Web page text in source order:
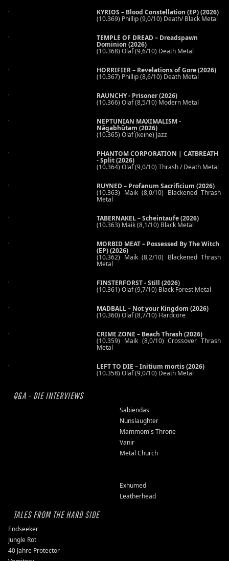
KYRIOS – Blood Constellation (EP) (2026)
(10.369) Phillip (9,0/10) Death/ Black Metal
TEMPLE OF DREAD – Dreadspawn
Dominion (2026)
(10.368) Olaf (9,6/10) Death Metal
HORRIFIER – Revelations of Gore (2026)
(10.367) Phillip (8,6/10) Death Metal
RAUNCHY - Prisoner (2026)
(10.366) Olaf (8,5/10) Modern Metal
NEPTUNIAN MAXIMALISM -
Nāgabhūtaṃ (2026)
(10.365) Olaf (keine) Jazz
PHANTOM CORPORATION | CATBREATH
- Split (2026)
(10.364) Olaf (9,0/10) Thrash / Death Metal
RUYNED – Profanum Sacrificium (2026)
(10.363) Maik (8,0/10) Blackened Thrash
Metal
TABERNAKEL – Scheintaufe (2026)
(10.363) Maik (8,1/10) Black Metal
MORBID MEAT – Possessed By The Witch
(EP) (2026)
(10.362) Maik (8,2/10) Blackened Thrash
Metal
FINSTERFORST - Still (2026)
(10.361) Olaf (9,7/10) Black Forest Metal
MADBALL – Not your Kingdom (2026)
(10.360) Olaf (8,7/10) Hardcore
CRIME ZONE – Beach Thrash (2026)
(10.359) Maik (8,0/10) Crossover Thrash
Metal
LEFT TO DIE – Initium mortis (2026)
(10.358) Olaf (9,0/10) Death Metal
Q&A - DIE INTERVIEWS
Sabiendas
Nunslaughter
Mammom's Throne
Vanir
Metal Church
Exhumed
Leatherhead
TALES FROM THE HARD SIDE
Endseeker
Jungle Rot
40 Jahre Protector